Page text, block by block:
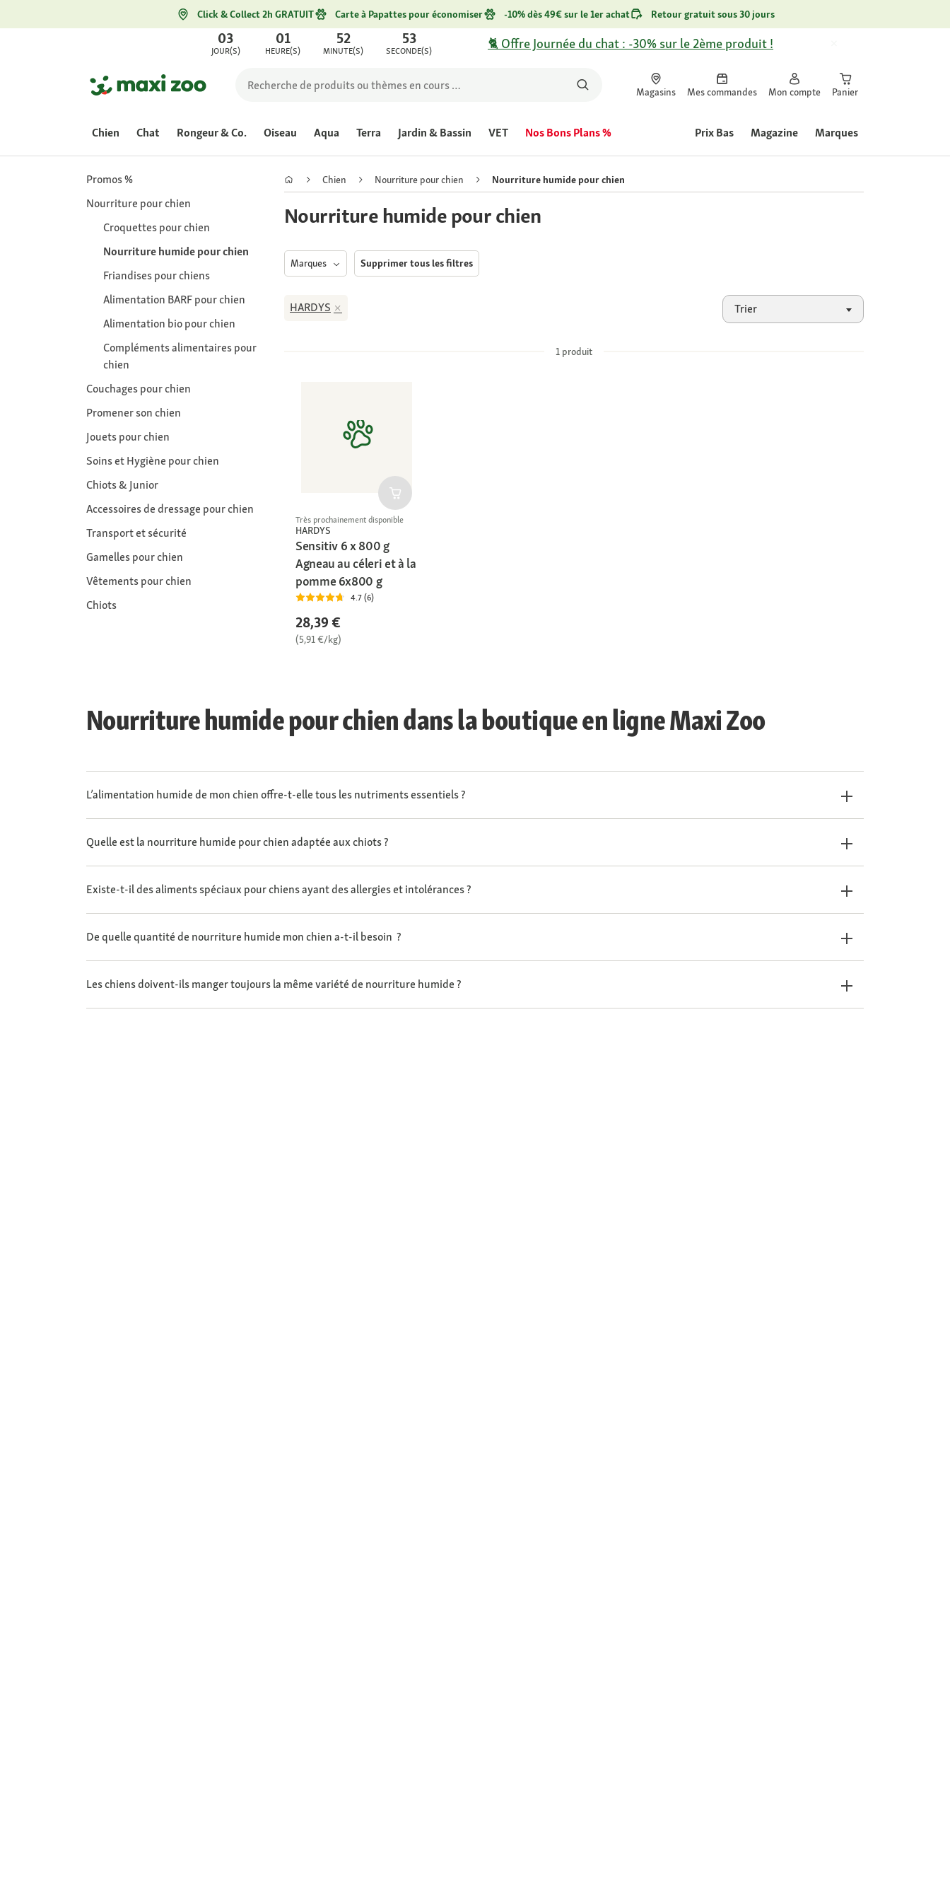
Click & Collect 2h GRATUIT Carte à Papattes pour économiser -10% dès 49€ sur le 1er achat Retour gratuit sous 30 jours
03
JOUR(S)
01
HEURE(S)
52
MINUTE(S)
53
SECONDE(S) 🐈 Offre Journée du chat : -30% sur le 2ème produit !
Magasins Mes commandes Mon compte Panier
Chien Chat Rongeur & Co. Oiseau Aqua Terra Jardin & Bassin VET Nos Bons Plans % Prix Bas Magazine Marques
Promos %
Nourriture pour chien
Croquettes pour chien
Nourriture humide pour chien
Friandises pour chiens
Alimentation BARF pour chien
Alimentation bio pour chien
Compléments alimentaires pour
chien
Couchages pour chien
Promener son chien
Jouets pour chien
Soins et Hygiène pour chien
Chiots & Junior
Accessoires de dressage pour chien
Transport et sécurité
Gamelles pour chien
Vêtements pour chien
Chiots
Chien Nourriture pour chien Nourriture humide pour chien
Nourriture humide pour chien
Marques Supprimer tous les filtres
Trier
HARDYS
1 produit
Très prochainement disponible
HARDYS
Sensitiv 6 x 800 g
Agneau au céleri et à la
pomme 6x800 g
4.7 (6)
28,39 €
(5,91 €/kg)
Nourriture humide pour chien dans la boutique en ligne Maxi Zoo
L’alimentation humide de mon chien offre-t-elle tous les nutriments essentiels ?
Quelle est la nourriture humide pour chien adaptée aux chiots ?
Existe-t-il des aliments spéciaux pour chiens ayant des allergies et intolérances ?
De quelle quantité de nourriture humide mon chien a-t-il besoin ?
Les chiens doivent-ils manger toujours la même variété de nourriture humide ?